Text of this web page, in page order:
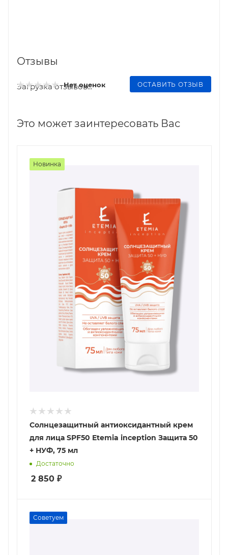
Отзывы
Нет оценок ОСТАВИТЬ ОТЗЫВ
Загрузка отзывов...
Это может заинтересовать Вас
Новинка
Солнцезащитный антиоксидантный крем
для лица SPF50 Etemia inception Защита 50
+ НУФ, 75 мл
Достаточно
2 850 ₽
Советуем